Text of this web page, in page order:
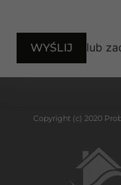
lub
Copyright (c) 2020